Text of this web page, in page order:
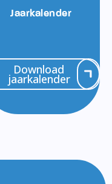
Jaarkalender
Download
jaarkalender